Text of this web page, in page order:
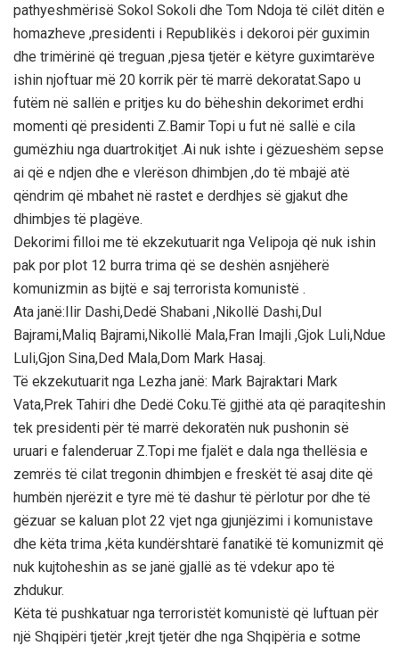
pathyeshmërisë Sokol Sokoli dhe Tom Ndoja të cilët ditën e
homazheve ,presidenti i Republikës i dekoroi për guximin
dhe trimërinë që treguan ,pjesa tjetër e këtyre guximtarëve
ishin njoftuar më 20 korrik për të marrë dekoratat.Sapo u
futëm në sallën e pritjes ku do bëheshin dekorimet erdhi
momenti që presidenti Z.Bamir Topi u fut në sallë e cila
gumëzhiu nga duartrokitjet .Ai nuk ishte i gëzueshëm sepse
ai që e ndjen dhe e vlerëson dhimbjen ,do të mbajë atë
qëndrim që mbahet në rastet e derdhjes së gjakut dhe
dhimbjes të plagëve.
Dekorimi filloi me të ekzekutuarit nga Velipoja që nuk ishin
pak por plot 12 burra trima që se deshën asnjëherë
komunizmin as bijtë e saj terrorista komunistë .
Ata janë:Ilir Dashi,Dedë Shabani ,Nikollë Dashi,Dul
Bajrami,Maliq Bajrami,Nikollë Mala,Fran Imajli ,Gjok Luli,Ndue
Luli,Gjon Sina,Ded Mala,Dom Mark Hasaj.
Të ekzekutuarit nga Lezha janë: Mark Bajraktari Mark
Vata,Prek Tahiri dhe Dedë Coku.Të gjithë ata që paraqiteshin
tek presidenti për të marrë dekoratën nuk pushonin së
uruari e falenderuar Z.Topi me fjalët e dala nga thellësia e
zemrës të cilat tregonin dhimbjen e freskët të asaj dite që
humbën njerëzit e tyre më të dashur të përlotur por dhe të
gëzuar se kaluan plot 22 vjet nga gjunjëzimi i komunistave
dhe këta trima ,këta kundërshtarë fanatikë të komunizmit që
nuk kujtoheshin as se janë gjallë as të vdekur apo të
zhdukur.
Këta të pushkatuar nga terroristët komunistë që luftuan për
një Shqipëri tjetër ,krejt tjetër dhe nga Shqipëria e sotme